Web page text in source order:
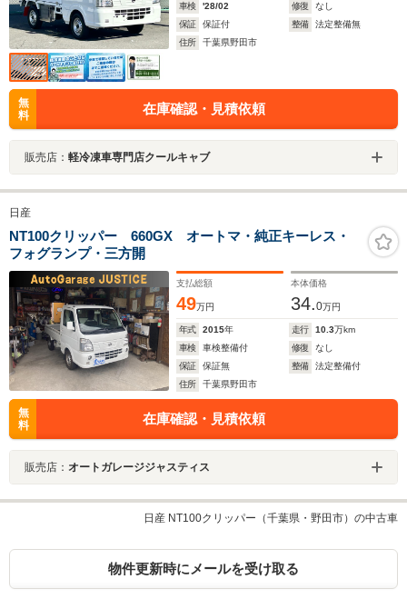
車検
'28/02 修復
なし
保証
保証付 整備
法定整備無
住所
千葉県野田市
無
料
在庫確認・見積依頼
販売店： 軽冷凍車専門店クールキャブ
日産
NT100クリッパー 660GX オートマ・純正キーレス・
フォグランプ・三方開
支払総額
49万円
本体価格
34.0万円
年式 2015年 走行 10.3万km
車検
車検整備付 修復
なし
保証
保証無 整備
法定整備付
住所
千葉県野田市
無
料
在庫確認・見積依頼
販売店： オートガレージジャスティス
日産 NT100クリッパー（千葉県・野田市）の中古車
物件更新時にメールを受け取る